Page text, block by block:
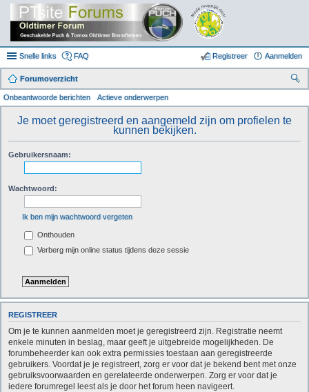
Snelle links FAQ Aanmelden
Registreer
Forumoverzicht
Onbeantwoorde berichten Actieve onderwerpen
Je moet geregistreerd en aangemeld zijn om profielen te
kunnen bekijken.
Gebruikersnaam:
Wachtwoord:
Ik ben mijn wachtwoord vergeten
Onthouden
Verberg mijn online status tijdens deze sessie
REGISTREER
Om je te kunnen aanmelden moet je geregistreerd zijn. Registratie neemt
enkele minuten in beslag, maar geeft je uitgebreide mogelijkheden. De
forumbeheerder kan ook extra permissies toestaan aan geregistreerde
gebruikers. Voordat je je registreert, zorg er voor dat je bekend bent met onze
gebruiksvoorwaarden en gerelateerde onderwerpen. Zorg er voor dat je
iedere forumregel leest als je door het forum heen navigeert.